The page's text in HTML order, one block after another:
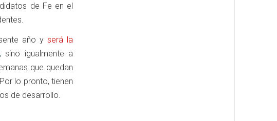
de Fe en el
año y será la
, sino igualmente a
que quedan
lo pronto, tienen
de desarrollo.